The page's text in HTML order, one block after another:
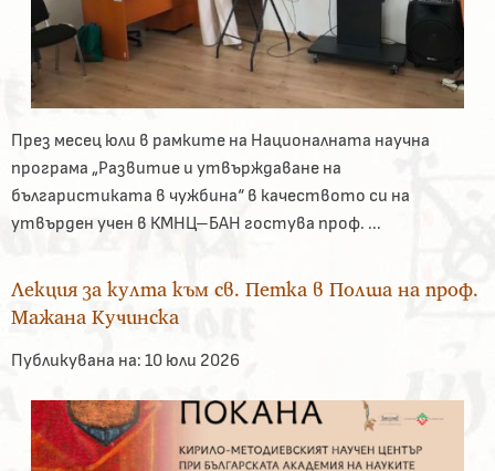
През месец юли в рамките на Националната научна
програма „Развитие и утвърждаване на
българистиката в чужбина“ в качеството си на
утвърден учен в КМНЦ–БАН гостува проф. ...
Лекция за култа към св. Петка в Полша на проф.
Мажана Кучинска
Публикувана на: 10 юли 2026